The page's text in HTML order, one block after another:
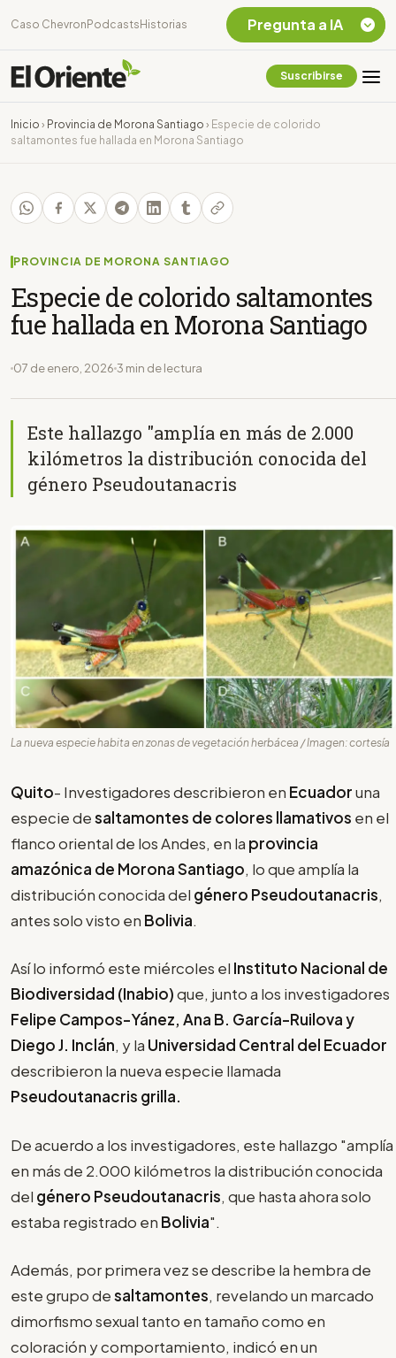
Caso Chevron Podcasts Historias
Suscribirse
Inicio › Provincia de Morona Santiago › Especie de colorido
saltamontes fue hallada en Morona Santiago
PROVINCIA DE MORONA SANTIAGO
Especie de colorido saltamontes
fue hallada en Morona Santiago
07 de enero, 2026 3 min de lectura
Este hallazgo "amplía en más de 2.000
kilómetros la distribución conocida del
género Pseudoutanacris
La nueva especie habita en zonas de vegetación herbácea / Imagen: cortesía
Quito- Investigadores describieron en Ecuadoruna
especie desaltamontes de colores llamativos en el
flanco oriental de los Andes, en la provincia
amazónica de Morona Santiago, lo que amplía la
distribución conocida del género Pseudoutanacris,
antes solo visto en Bolivia.
Así lo informó este miércoles el Instituto Nacional de
Biodiversidad (Inabio)que, junto a los investigadores
Felipe Campos-Yánez, Ana B. García-Ruilova y
Diego J. Inclán, y la Universidad Central del Ecuador
describieron la nueva especie llamada
Pseudoutanacris grilla.
De acuerdo a los investigadores, este hallazgo "amplía
en más de 2.000 kilómetros la distribución conocida
del género Pseudoutanacris, que hasta ahora solo
estaba registrado en Bolivia".
Además, por primera vez se describe la hembra de
este grupo desaltamontes, revelando un marcado
dimorfismo sexual tanto en tamaño como en
coloración y comportamiento, indicó en un
Pregunta a IA
Chevron Ecuador